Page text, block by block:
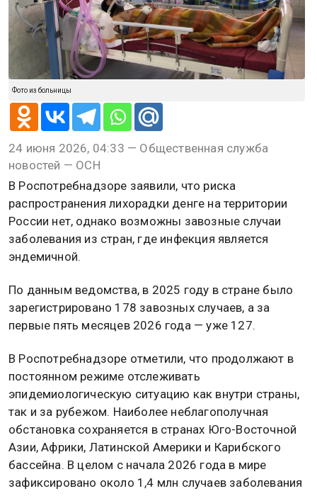
Фото из больницы
24 июня 2026, 04:33 — Общественная служба
новостей — ОСН
В Роспотребнадзоре заявили, что риска
распространения лихорадки денге на территории
России нет, однако возможны завозные случаи
заболевания из стран, где инфекция является
эндемичной.
По данным ведомства, в 2025 году в стране было
зарегистрировано 178 завозных случаев, а за
первые пять месяцев 2026 года — уже 127.
В Роспотребнадзоре отметили, что продолжают в
постоянном режиме отслеживать
эпидемиологическую ситуацию как внутри страны,
так и за рубежом. Наиболее неблагополучная
обстановка сохраняется в странах Юго-Восточной
Азии, Африки, Латинской Америки и Карибского
бассейна. В целом с начала 2026 года в мире
зафиксировано около 1,4 млн случаев заболевания